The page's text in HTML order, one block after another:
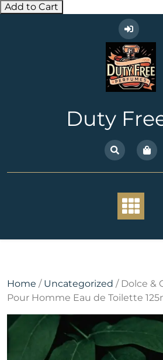
Add to Cart
Duty
Home / Uncategorized / Dolce &
Pour Homme Eau de Toilette